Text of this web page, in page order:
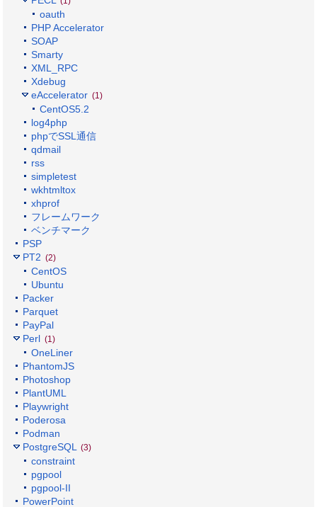
oauth
PHP Accelerator
SOAP
Smarty
XML_RPC
Xdebug
eAccelerator (1)
CentOS5.2
log4php
phpでSSL通信
qdmail
rss
simpletest
wkhtmltox
xhprof
フレームワーク
ベンチマーク
PSP
PT2 (2)
CentOS
Ubuntu
Packer
Parquet
PayPal
Perl (1)
OneLiner
PhantomJS
Photoshop
PlantUML
Playwright
Poderosa
Podman
PostgreSQL
(3)
constraint
pgpool
pgpool-II
PowerPoint